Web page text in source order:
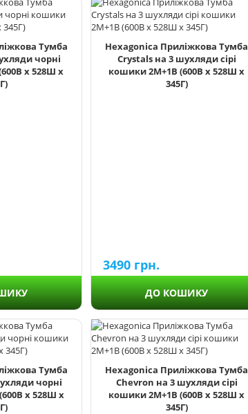
Тумба
чорні
х 528Ш х
Hexagonica Приліжкова Тумба
Crystals на 3 шухляди сірі
кошики 2М+1В (600В х 528Ш х
345Г)
3490 грн.
ДО КОШИКУ
Тумба
чорні
х 528Ш х
Hexagonica Приліжкова Тумба
Chevron на 3 шухляди сірі
кошики 2М+1В (600В х 528Ш х
345Г)